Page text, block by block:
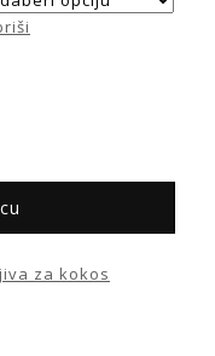
za kokos